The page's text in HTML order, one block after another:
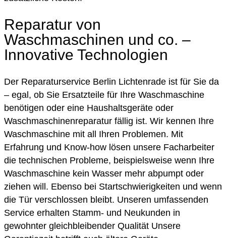
Reparatur von
Waschmaschinen und co. –
Innovative Technologien
Der Reparaturservice Berlin Lichtenrade ist für Sie da
– egal, ob Sie Ersatzteile für Ihre Waschmaschine
benötigen oder eine Haushaltsgeräte oder
Waschmaschinenreparatur fällig ist. Wir kennen Ihre
Waschmaschine mit all Ihren Problemen. Mit
Erfahrung und Know-how lösen unsere Facharbeiter
die technischen Probleme, beispielsweise wenn Ihre
Waschmaschine kein Wasser mehr abpumpt oder
ziehen will. Ebenso bei Startschwierigkeiten und wenn
die Tür verschlossen bleibt. Unseren umfassenden
Service erhalten Stamm- und Neukunden in
gewohnter gleichbleibender Qualität Unsere